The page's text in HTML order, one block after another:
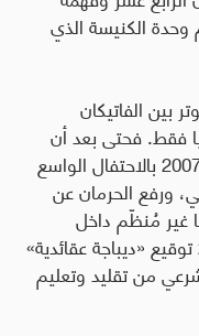
الكنيسة الذي
بين الفاتيكان
فقط. فحتى بعد أن
سمح البابا بندكتس السادس عشر عام 2007 بالاحتفال الواسع
ورفع الحرمان عن
بقي وضعها غير مُنظّم داخل
الكنيسة، لأن قيادتها رفضت عام 2012 توقيع «ديباجة عقائدية»
من تقليد وتعليم